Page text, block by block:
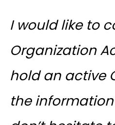
I would like to
Organization
hold an active
the